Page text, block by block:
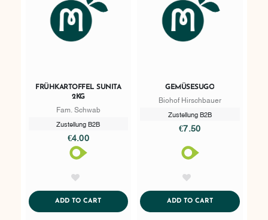
FRÜHKARTOFFEL SUNITA
2KG
Fam. Schwab
Zustellung B2B
€4.00
ADD TO CARTADDTOCART
GEMÜSESUGO
Biohof Hirschbauer
Zustellung B2B
€7.50
ADD TO CARTADDTOCART